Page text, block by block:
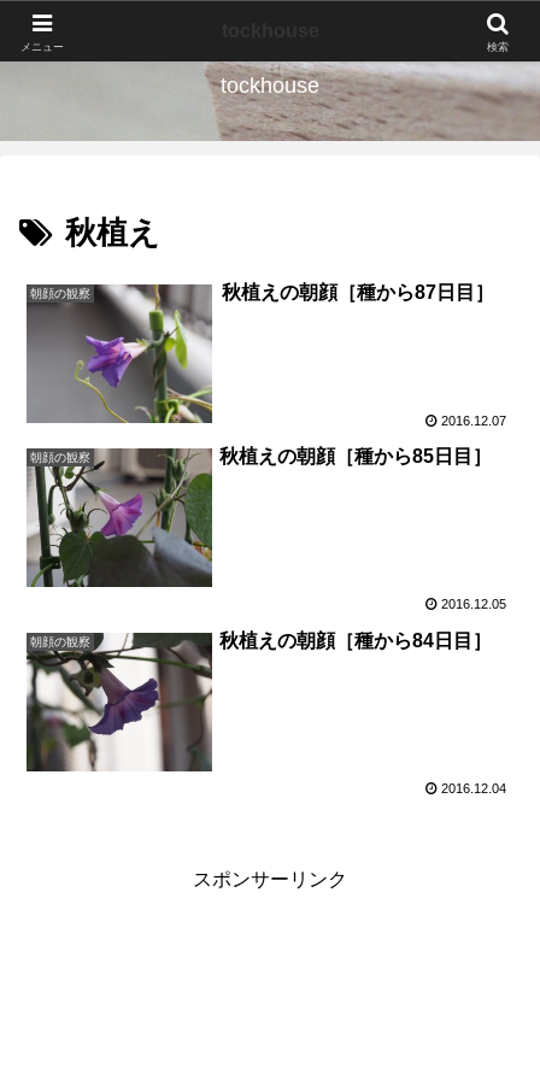
tockhouse
秋植え
朝顔の観察 秋植えの朝顔［種から87日目］
2016.12.07
朝顔の観察 秋植えの朝顔［種から85日目］
2016.12.05
朝顔の観察 秋植えの朝顔［種から84日目］
2016.12.04
スポンサーリンク
メニュー 検索